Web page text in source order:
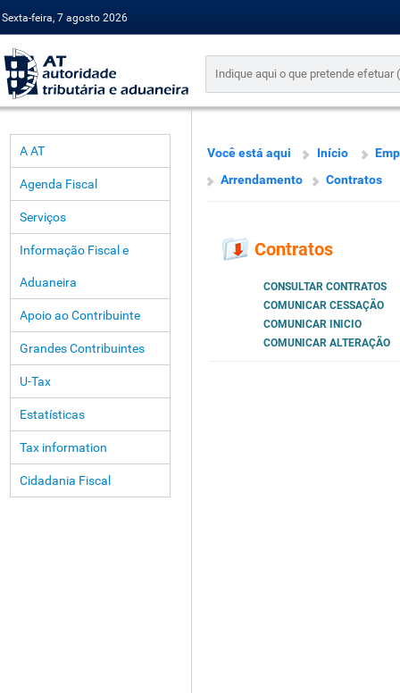
Sexta-feira, 7 agosto 2026
A AT
Agenda Fiscal
Serviços
Informação Fiscal e
Aduaneira
Apoio ao Contribuinte
Grandes Contribuintes
U-Tax
Estatísticas
Tax information
Cidadania Fiscal
Você está aqui Início
Arrendamento
Contratos
Contratos
CONSULTAR CONTRATOS
COMUNICAR CESSAÇÃO
COMUNICAR INICIO
COMUNICAR ALTERAÇÃO